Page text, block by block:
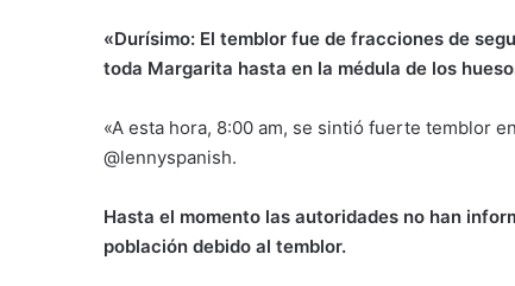
«Durísimo: El temblor fue de fracciones de
toda Margarita hasta en la médula de los
«A esta hora, 8:00 am, se sintió fuerte temblor
@lennyspanish.
Hasta el momento las autoridades no han
población debido al temblor.